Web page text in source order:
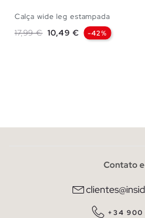
M
Calça wide leg estampada
Preço normal
17,99 € Preço
10,49 € -42%
Contato
+34 900